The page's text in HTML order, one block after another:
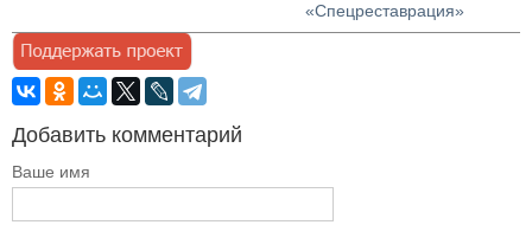
«Спецреставрация»
Добавить комментарий
Ваше имя